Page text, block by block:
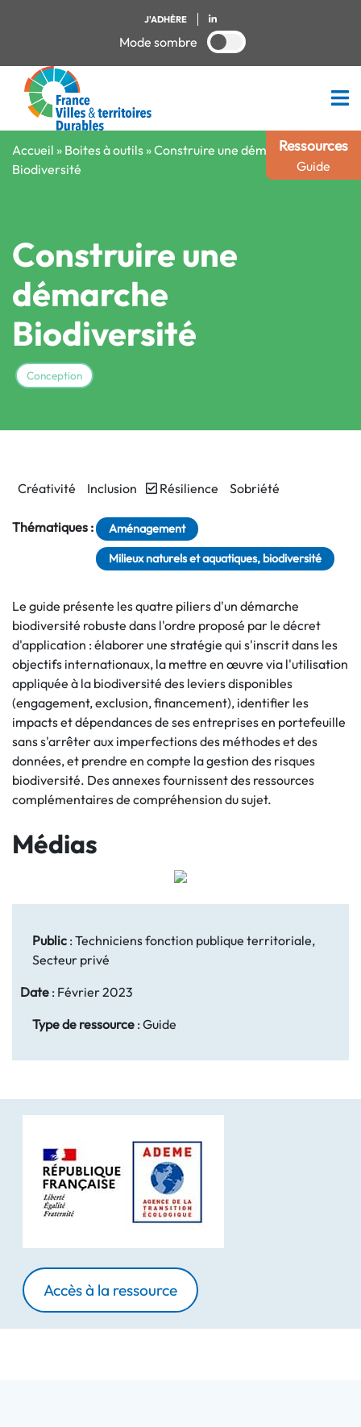
J'ADHÈRE
Mode sombre
Ressources
Guide
Accueil » Boites à outils »Construire une démarche
Biodiversité
Construire une
démarche
Biodiversité
Conception
Créativité Inclusion Résilience Sobriété
Thématiques : Aménagement
Milieux naturels et aquatiques, biodiversité
Le guide présente les quatre piliers d'un démarche
biodiversité robuste dans l'ordre proposé par le décret
d'application : élaborer une stratégie qui s'inscrit dans les
objectifs internationaux, la mettre en œuvre via l'utilisation
appliquée à la biodiversité des leviers disponibles
(engagement, exclusion, financement), identifier les
impacts et dépendances de ses entreprises en portefeuille
sans s'arrêter aux imperfections des méthodes et des
données, et prendre en compte la gestion des risques
biodiversité. Des annexes fournissent des ressources
complémentaires de compréhension du sujet.
Médias
Public : Techniciens fonction publique territoriale,
Secteur privé
Date : Février 2023
Type de ressource : Guide
Accès à la ressource